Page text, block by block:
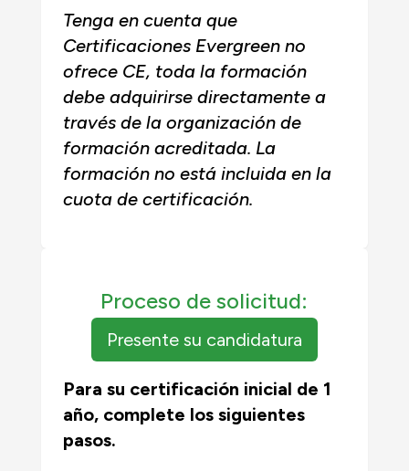
Tenga en cuenta que
Certificaciones Evergreen no
ofrece CE, toda la formación
debe adquirirse directamente a
través de la organización de
formación acreditada. La
formación no está incluida en la
cuota de certificación.
Proceso de solicitud:
Presente su candidatura
Para su certificación inicial de 1
año, complete los siguientes
pasos.